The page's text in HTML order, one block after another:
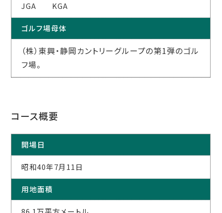
JGA KGA
ゴルフ場母体
（株）東興・静岡カントリーグループの第1弾のゴル
フ場。
コース概要
開場日
昭和40年7月11日
用地面積